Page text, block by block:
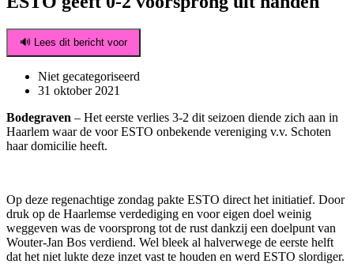
🔊 Lees dit bericht voor
Niet gecategoriseerd
31 oktober 2021
Bodegraven – Het eerste verlies 3-2 dit seizoen diende zich aan in
Haarlem waar de voor ESTO onbekende vereniging v.v. Schoten
haar domicilie heeft.
Op deze regenachtige zondag pakte ESTO direct het initiatief. Door
druk op de Haarlemse verdediging en voor eigen doel weinig
weggeven was de voorsprong tot de rust dankzij een doelpunt van
Wouter-Jan Bos verdiend. Wel bleek al halverwege de eerste helft
dat het niet lukte deze inzet vast te houden en werd ESTO slordiger.